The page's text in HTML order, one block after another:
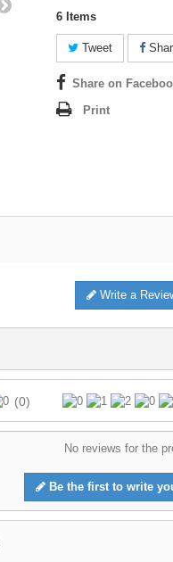
6 Items
Tweet
Share on
Print
Write a
(0)
No reviews for the
Be the first to write